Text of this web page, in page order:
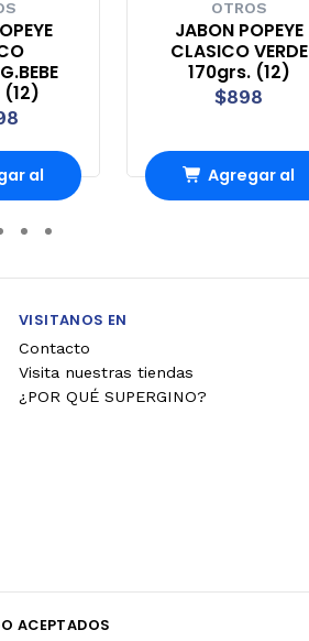
(12)
al
OTROS
JABON POPEYE
CLASICO VERDE
170grs. (12)
$898
Agregar al
VISITANOS EN
Contacto
Visita nuestras tiendas
¿POR QUÉ SUPERGINO?
ACEPTADOS